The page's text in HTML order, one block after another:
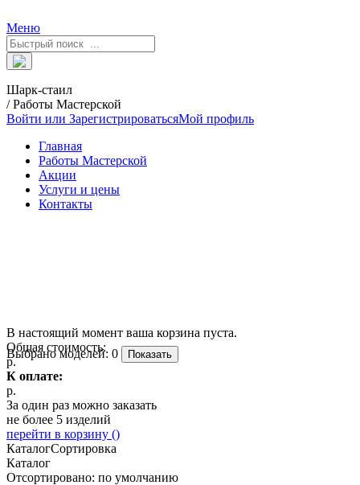
Меню
Шарк-стаил
/ Работы Мастерской
Войти или ЗарегистрироватьсяМой профиль
Главная
Работы Мастерской
Акции
Услуги и цены
Контакты
В настоящий момент ваша корзина пуста.
Общая стоимость:
р.
К оплате:
р.
За один раз можно заказать
не более 5 изделий
перейти в корзину ()
КаталогСортировка
Каталог
Отсортировано: по умолчанию
Выбрано моделей: 0